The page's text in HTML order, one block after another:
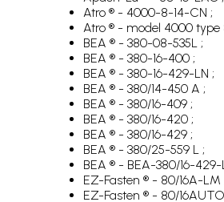
Atro ® - 4000-8-14-CN ;
Atro ® - model 4000 type
BEA ® - 380-08-535L ;
BEA ® - 380-16-400 ;
BEA ® - 380-16-429-LN ;
BEA ® - 380/14-450 A ;
BEA ® - 380/16-409 ;
BEA ® - 380/16-420 ;
BEA ® - 380/16-429 ;
BEA ® - 380/25-559 L ;
BEA ® - BEA-380/16-429-
EZ-Fasten ® - 80/16A-LM
EZ-Fasten ® - 80/